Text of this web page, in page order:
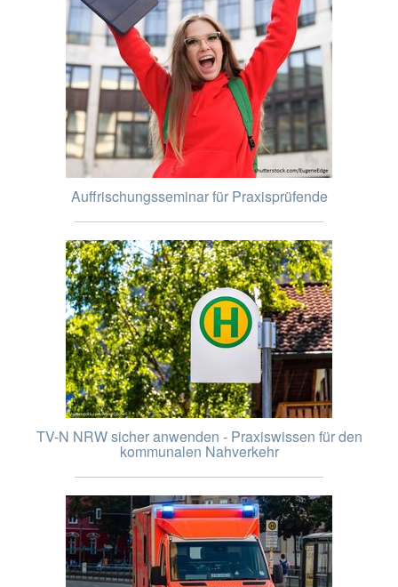
Auffrischungsseminar für Praxisprüfende
TV-N NRW sicher anwenden - Praxiswissen für den
kommunalen Nahverkehr